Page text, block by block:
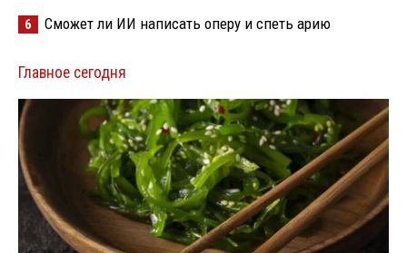
6 Сможет ли ИИ написать оперу и спеть арию
Главное сегодня